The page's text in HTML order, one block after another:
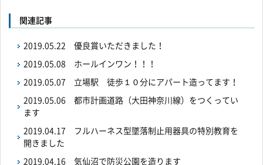
関連記事
2019.05.22 優良賞いただきました！
2019.05.08 ホールインワン！！！
2019.05.07 立場駅 徒歩１０分にアパート造ってます！
2019.05.06 都市計画道路（大田神奈川線）をつくってい
ます
2019.04.17
フルハーネス型墜落制止用器具の特別教育を
開きました
2019.04.16 気仙沼で防災公園を造ります